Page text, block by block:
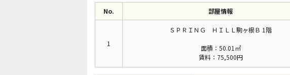
No. 部屋情報
1
ＳＰＲＩＮＧ ＨＩＬＬ駒ヶ根Ｂ 1階
面積：50.01㎡
賃料：75,500円